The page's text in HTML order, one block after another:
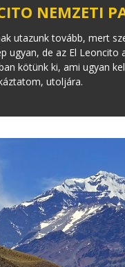
NEMZETI
utazunk tovább, mert
ugyan, de az El
kötünk ki, ami ugyan
utoljára.